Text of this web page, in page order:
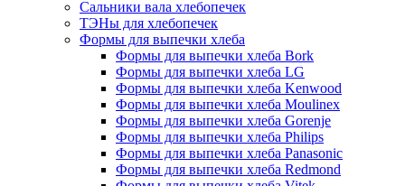
Сальники вала хлебопечек
ТЭНы для хлебопечек
Формы для выпечки хлеба
Формы для выпечки хлеба Bork
Формы для выпечки хлеба LG
Формы для выпечки хлеба Kenwood
Формы для выпечки хлеба Moulinex
Формы для выпечки хлеба Gorenje
Формы для выпечки хлеба Philips
Формы для выпечки хлеба Panasonic
Формы для выпечки хлеба Redmond